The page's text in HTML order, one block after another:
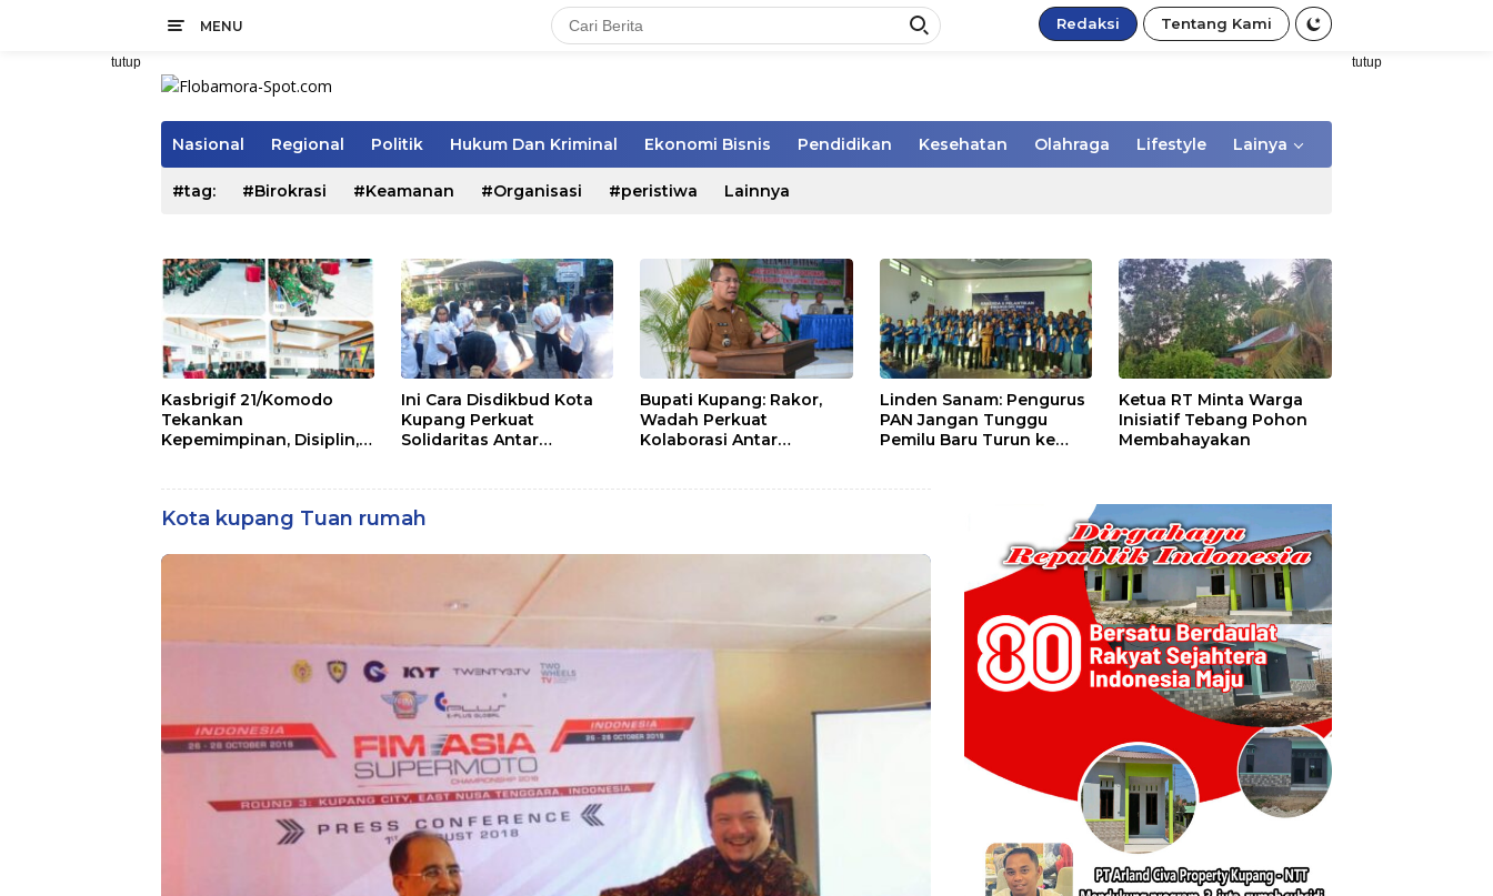
MENU Redaksi Tentang Kami
tutup tutup
Nasional Regional Politik Hukum Dan Kriminal Ekonomi Bisnis Pendidikan Kesehatan Olahraga Lifestyle Lainya
#tag: #Birokrasi #Keamanan #Organisasi #peristiwa Lainnya
Kasbrigif 21/Komodo
Tekankan
Kepemimpinan, Disiplin,
Ini Cara Disdikbud Kota
Kupang Perkuat
Solidaritas Antar
Bupati Kupang: Rakor,
Wadah Perkuat
Kolaborasi Antar
Linden Sanam: Pengurus
PAN Jangan Tunggu
Pemilu Baru Turun ke
Ketua RT Minta Warga
Inisiatif Tebang Pohon
Membahayakan
Kota kupang Tuan rumah